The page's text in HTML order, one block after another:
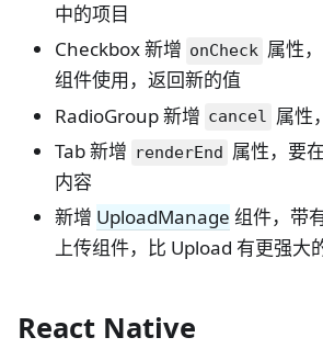
中的项目
Checkbox 新增 onCheck 属性
组件使用，返回新的值
RadioGroup 新增 cancel 属性
Tab 新增 renderEnd 属性，要
内容
新增 UploadManage 组件，带
上传组件，比 Upload 有更强大
React Native